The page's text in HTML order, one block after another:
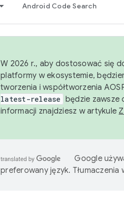
Android Code Search
W 2026 r., aby dostosować się
platformy w ekosystemie,
tworzenia i współtworzenia
latest-release będzie zawsze
informacji znajdziesz w artykule
Google
preferowany język.